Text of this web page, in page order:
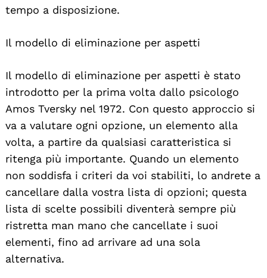
tempo a disposizione.
Il modello di eliminazione per aspetti
Il modello di eliminazione per aspetti è stato
introdotto per la prima volta dallo psicologo
Amos Tversky nel 1972. Con questo approccio si
va a valutare ogni opzione, un elemento alla
volta, a partire da qualsiasi caratteristica si
ritenga più importante. Quando un elemento
non soddisfa i criteri da voi stabiliti, lo andrete a
cancellare dalla vostra lista di opzioni; questa
lista di scelte possibili diventerà sempre più
ristretta man mano che cancellate i suoi
elementi, fino ad arrivare ad una sola
alternativa.